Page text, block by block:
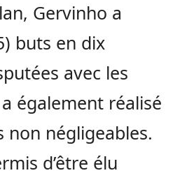
Gervinho a
buts en dix
avec les
également réalisé
non négligeables.
d’être élu